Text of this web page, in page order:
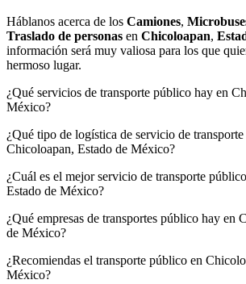
Háblanos acerca de los Camiones,
Traslado de personas en Chicoloapan,
información será muy valiosa para los que
hermoso lugar.
¿Qué servicios de transporte público hay en
México?
¿Qué tipo de logística de servicio de transporte
Chicoloapan, Estado de México?
¿Cuál es el mejor servicio de transporte
Estado de México?
¿Qué empresas de transportes público hay en
de México?
¿Recomiendas el transporte público en
México?